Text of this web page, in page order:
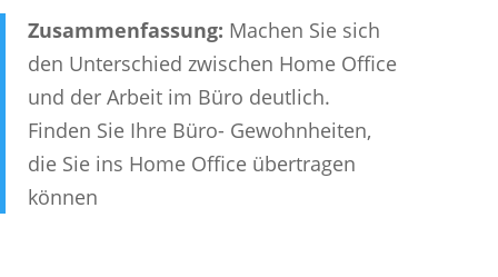
Zusammenfassung: Machen Sie sich
den Unterschied zwischen Home Office
und der Arbeit im Büro deutlich.
Finden Sie Ihre Büro- Gewohnheiten,
die Sie ins Home Office übertragen
können